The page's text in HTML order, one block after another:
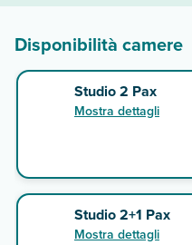
Disponibilità camere
Studio 2 Pax
Mostra dettagli
Studio 2+1 Pax
Mostra dettagli